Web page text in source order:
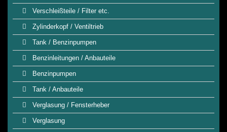
Verschleißteile / Filter etc.
Zylinderkopf / Ventiltrieb
Tank / Benzinpumpen
Benzinleitungen / Anbauteile
Benzinpumpen
Tank / Anbauteile
Verglasung / Fensterheber
Verglasung